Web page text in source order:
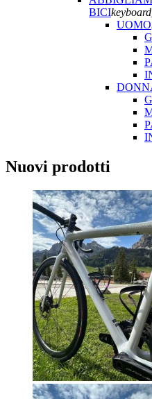
BICI
UOMO
Nuovi prodotti